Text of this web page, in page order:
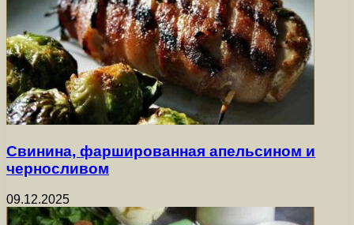
Свинина, фаршированная апельсином и
черносливом
09.12.2025